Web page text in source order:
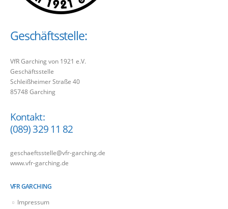
Geschäftsstelle:
VfR Garching von 1921 e.V.
Geschäftsstelle
Schleißheimer Straße 40
85748 Garching
Kontakt:
(089) 329 11 82
geschaeftsstelle@vfr-garching.de
www.vfr-garching.de
VFR GARCHING
Impressum